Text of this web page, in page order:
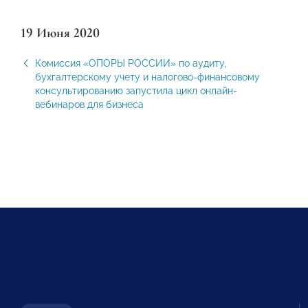
19 Июня 2020
Комиссия «ОПОРЫ РОССИИ» по аудиту,
бухгалтерскому учету и налогово-финансовому
консультированию запустила цикл онлайн-
вебинаров для бизнеса